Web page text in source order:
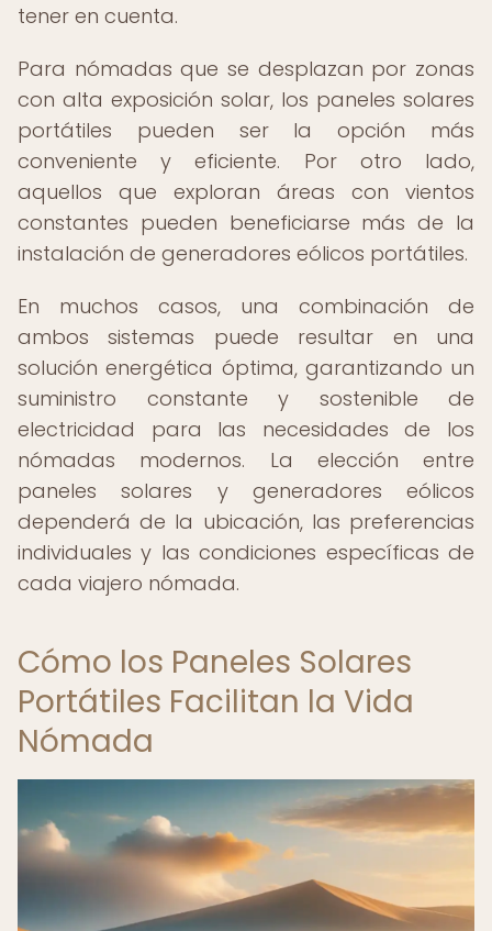
tener en cuenta.
Para nómadas que se desplazan por zonas
con alta exposición solar, los paneles solares
portátiles pueden ser la opción más
conveniente y eficiente. Por otro lado,
aquellos que exploran áreas con vientos
constantes pueden beneficiarse más de la
instalación de generadores eólicos portátiles.
En muchos casos, una combinación de
ambos sistemas puede resultar en una
solución energética óptima, garantizando un
suministro constante y sostenible de
electricidad para las necesidades de los
nómadas modernos. La elección entre
paneles solares y generadores eólicos
dependerá de la ubicación, las preferencias
individuales y las condiciones específicas de
cada viajero nómada.
Cómo los Paneles Solares
Portátiles Facilitan la Vida
Nómada